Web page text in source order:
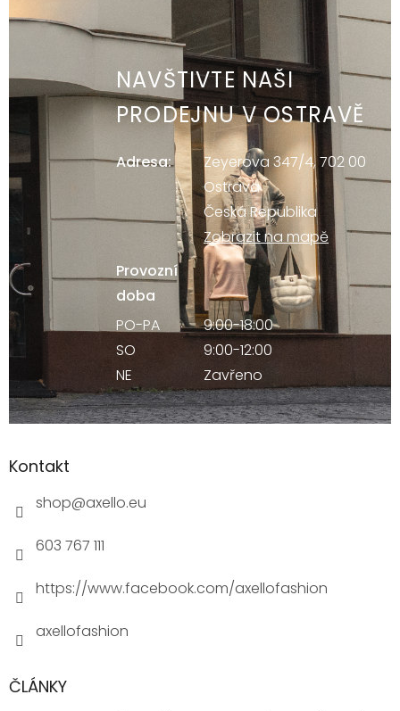
NAVŠTIVTE NAŠI
PRODEJNU V OSTRAVĚ
Adresa:
Zeyerova 347/4, 702 00
Ostrava
Česká Republika
Zobrazit na mapě
Provozní
doba
PO-PA
9:00-18:00
SO
9:00-12:00
NE
Zavřeno
Kontakt
shop@axello.eu
603 767 111
https://www.facebook.com/axellofashion
axellofashion
ČLÁNKY